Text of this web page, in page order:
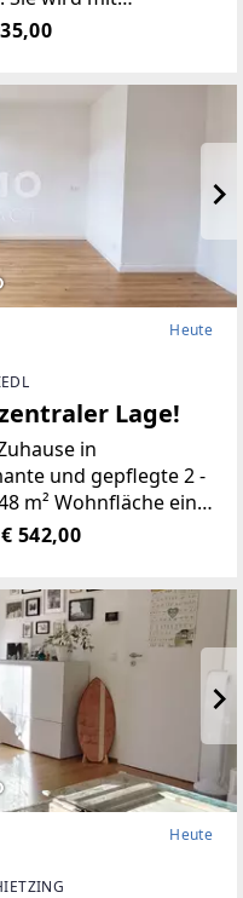
Küche,* Zimmer,*
Heute
Lage!
in
und gepflegte 2 -
m² Wohnfläche ein
oder Paare, die Wert
legen.Die
€ 542,00
Heute